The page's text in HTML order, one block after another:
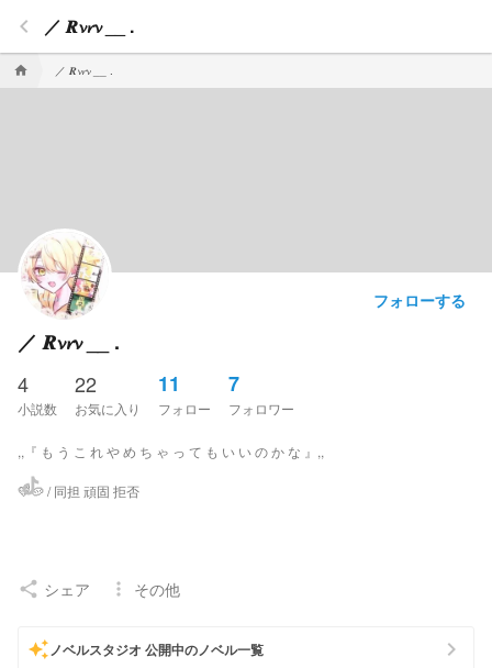
home ／ 𝑹𝓿𝓻𝓿 __ .
keyboard_arrow_left ／ 𝑹𝓿𝓻𝓿 __ .
フォローする
／ 𝑹𝓿𝓻𝓿 __ .
4
小説数
22
お気に入り
11
フォロー
7
フォロワー
,,『 も う こ れ や め ち ゃ っ て も い い の か な 』,,
💛ᩚ🥔 / 同担 頑固 拒否
< 私のなので触れないでください >ෆ˚*
ピグパ楽しいよね
share シェア more_vert その他
auto_awesomeノベルスタジオ 公開中のノベル一覧 chevron_right